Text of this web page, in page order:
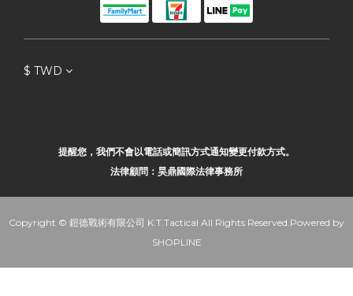
$ TWD
提醒您，我們不會以電話或簡訊方式通知變更付款方式。
法律顧問：昊鼎國際法律事務所
Copyright © 鎧德戰術有限公司 K.T.Tactical All Rights Reserved.Powered by
SHOPLINE